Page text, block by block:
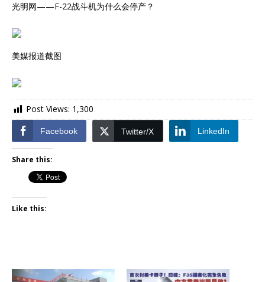
光明网——F-22战斗机为什么会停产？
美媒报道截图
Post Views: 1,300
Facebook Twitter/X LinkedIn
Share this:
Like this: